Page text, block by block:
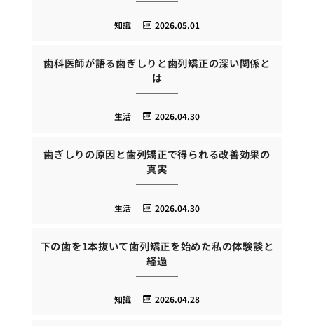
2026.05.01
知識
歯科医師が語る歯ぎしりと歯列矯正の深い関係と
は
2026.04.30
生活
歯ぎしりの原因と歯列矯正で得られる改善効果の
真実
2026.04.30
生活
下の歯を1本抜いて歯列矯正を始めた私の体験談と
経過
2026.04.28
知識